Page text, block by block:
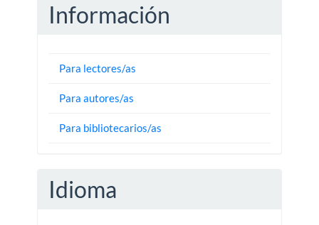
Información
Para lectores/as
Para autores/as
Para bibliotecarios/as
Idioma